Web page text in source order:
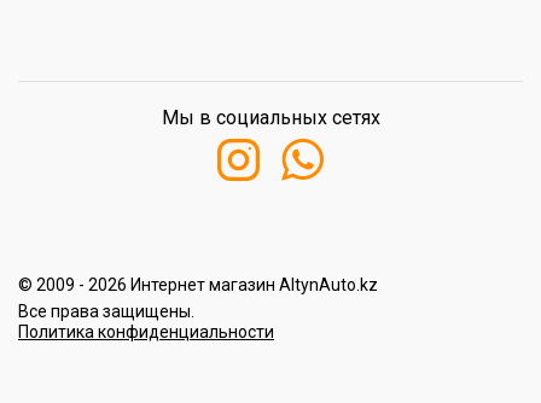
© 2009 - 2026 Интернет магазин AltynAuto.kz
Все права защищены.
Политика конфиденциальности
Мы в социальных сетях